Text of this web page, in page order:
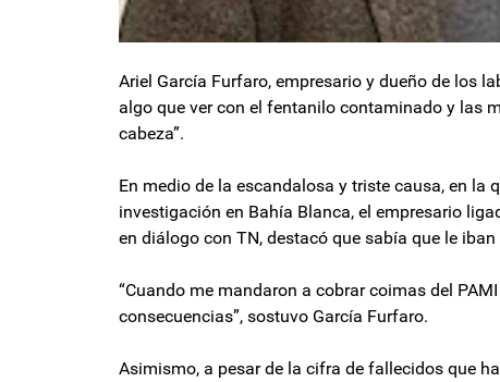
Ariel García Furfaro, empresario y dueño de los
algo que ver con el fentanilo contaminado y las
cabeza”.
En medio de la escandalosa y triste causa, en
investigación en Bahía Blanca, el empresario
en diálogo con TN, destacó que sabía que le iban
“Cuando me mandaron a cobrar coimas del
consecuencias”, sostuvo García Furfaro.
Asimismo, a pesar de la cifra de fallecidos que